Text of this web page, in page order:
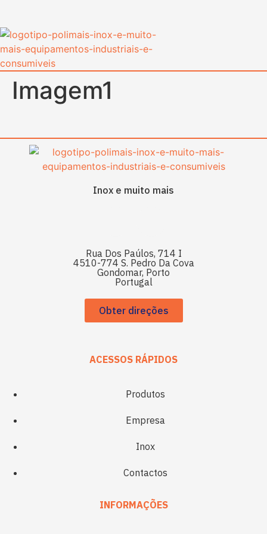
Imagem1
Inox e muito mais
Rua Dos Paúlos, 714 I
4510-774 S. Pedro Da Cova
Gondomar, Porto
Portugal
Obter direções
ACESSOS RÁPIDOS
Produtos
Empresa
Inox
Contactos
INFORMAÇÕES